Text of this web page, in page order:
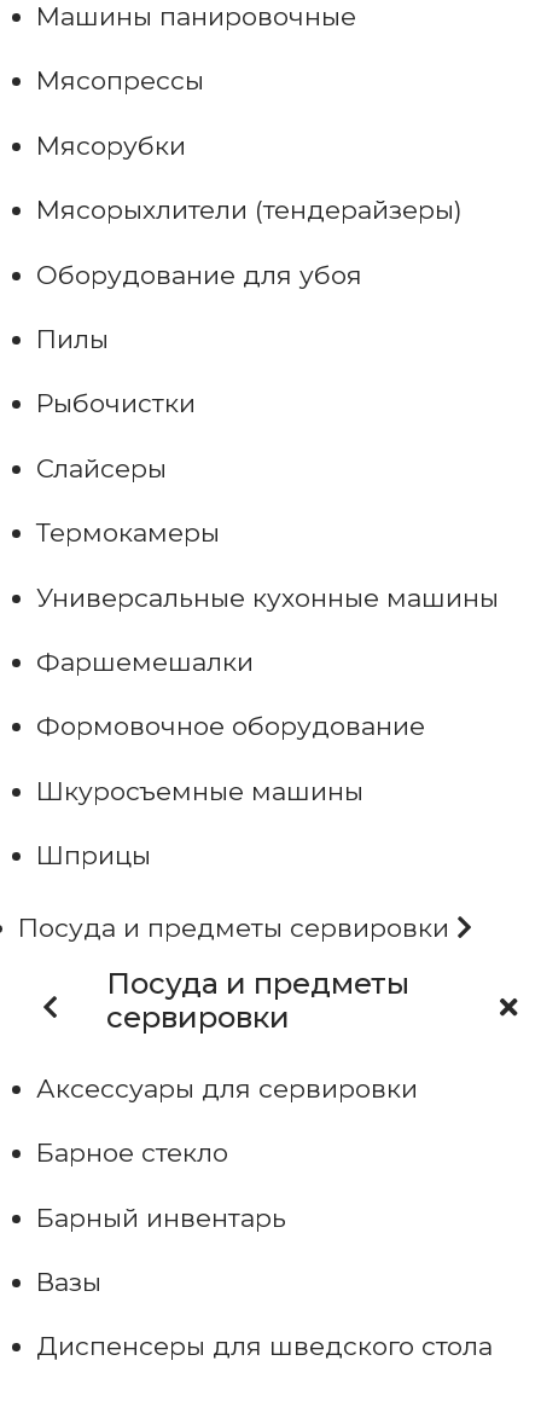
Машины панировочные
Мясопрессы
Мясорубки
Мясорыхлители (тендерайзеры)
Оборудование для убоя
Пилы
Рыбочистки
Слайсеры
Термокамеры
Универсальные кухонные машины
Фаршемешалки
Формовочное оборудование
Шкуросъемные машины
Шприцы
Посуда и предметы сервировки
Посуда и предметы
сервировки
Аксессуары для сервировки
Барное стекло
Барный инвентарь
Вазы
Диспенсеры для шведского стола